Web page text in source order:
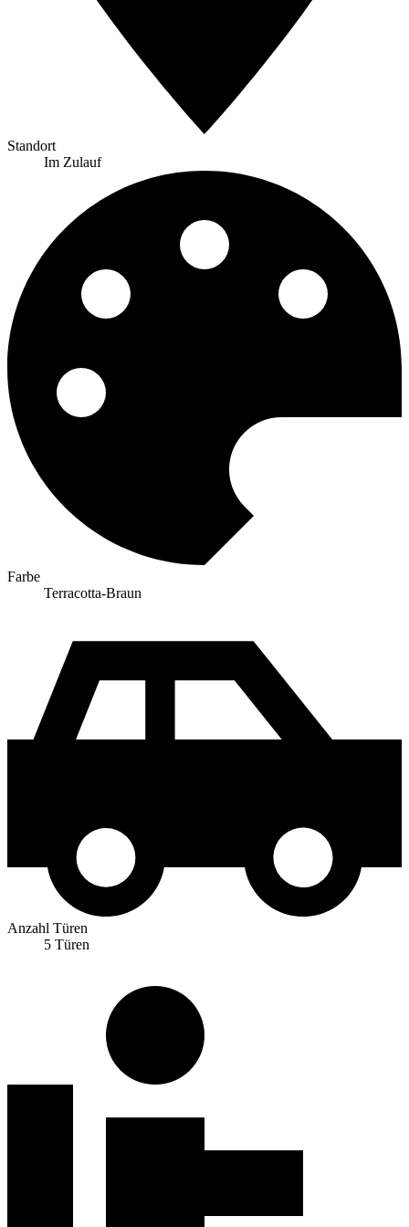
Standort
Im Zulauf
Farbe
Terracotta-Braun
Anzahl Türen
5 Türen